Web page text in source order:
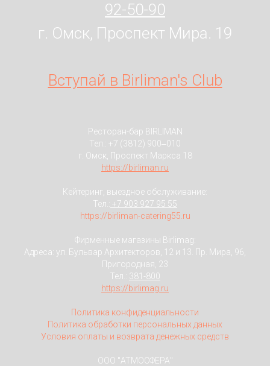
92-50-90
г. Омск, Проспект Мира. 19
Вступай в Birliman's Club
Ресторан-бар BIRLIMAN
Тел.: +7 (3812) 900‒010
г. Омск, Проспект Маркса 18
https://birliman.ru
Кейтеринг, выездное обслуживание:
Тел.:
+7 903 927 95 55
https://birliman-catering55.ru
Фирменные магазины Birlimag:
Адреса: ул. Бульвар Архитекторов, 12 и 13. Пр. Мира, 96,
Пригородная, 23
Тел.: 381-800
https://birlimag.ru
Политика конфиденциальности
Политика обработки персональных данных
Условия оплаты и возврата денежных средств
ООО "АТМОСФЕРА"